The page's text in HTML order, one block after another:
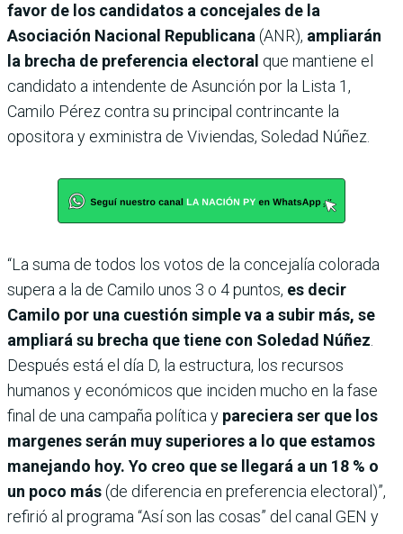
favor de los candidatos a concejales de la
Asociación Nacional Republicana(ANR), ampliarán
la brecha de preferencia electoral que mantiene el
candidato a intendente de Asunción por la Lista 1,
Camilo Pérez contra su principal contrincante la
opositora y exministra de Viviendas, Soledad Núñez.
“La suma de todos los votos de la concejalía colorada
supera a la de Camilo unos 3 o 4 puntos, es decir
Camilo por una cuestión simple va a subir más, se
ampliará su brecha que tiene con Soledad Núñez.
Después está el día D, la estructura, los recursos
humanos y económicos que inciden mucho en la fase
final de una campaña política y pareciera ser que los
margenes serán muy superiores a lo que estamos
manejando hoy. Yo creo que se llegará a un 18 % o
un poco más(de diferencia en preferencia electoral)”,
refirió al programa “Así son las cosas” del canal GEN y